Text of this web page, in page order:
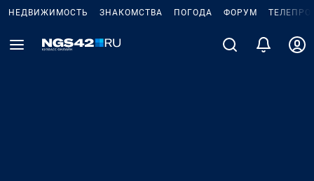
НЕДВИЖИМОСТЬ ЗНАКОМСТВА ПОГОДА ФОРУМ